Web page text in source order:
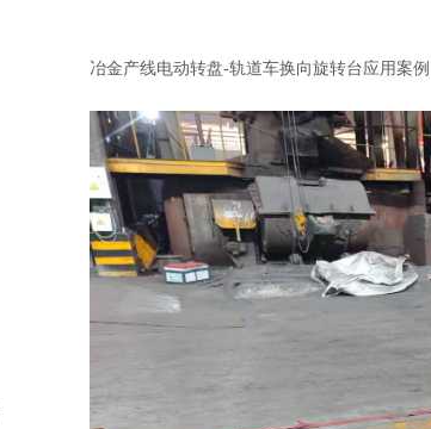
冶金产线电动转盘-轨道车换向旋转台应用案例